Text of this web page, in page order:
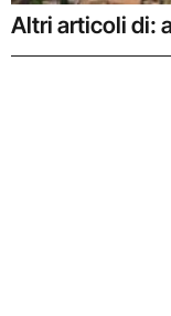
Altri articoli di: